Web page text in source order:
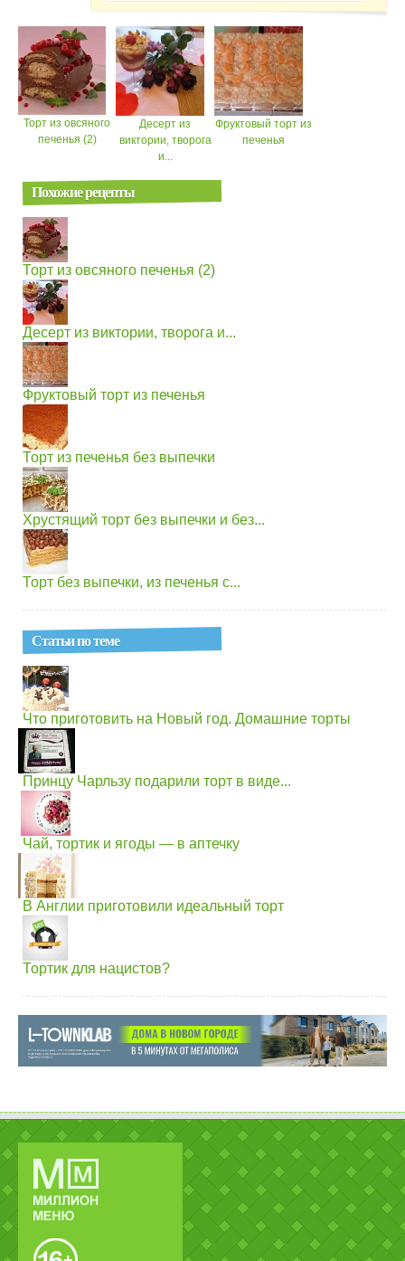
Торт из овсяного
печенья (2)
Десерт из
виктории, творога
и...
Фруктовый торт из
печенья
Похожие рецепты
Торт из овсяного печенья (2)
Десерт из виктории, творога и...
Фруктовый торт из печенья
Торт из печенья без выпечки
Хрустящий торт без выпечки и без...
Торт без выпечки, из печенья с...
Статьи по теме
Что приготовить на Новый год. Домашние торты
Принцу Чарльзу подарили торт в виде...
Чай, тортик и ягоды — в аптечку
В Англии приготовили идеальный торт
Тортик для нацистов?